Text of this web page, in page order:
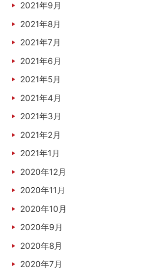
2021年9月
2021年8月
2021年7月
2021年6月
2021年5月
2021年4月
2021年3月
2021年2月
2021年1月
2020年12月
2020年11月
2020年10月
2020年9月
2020年8月
2020年7月